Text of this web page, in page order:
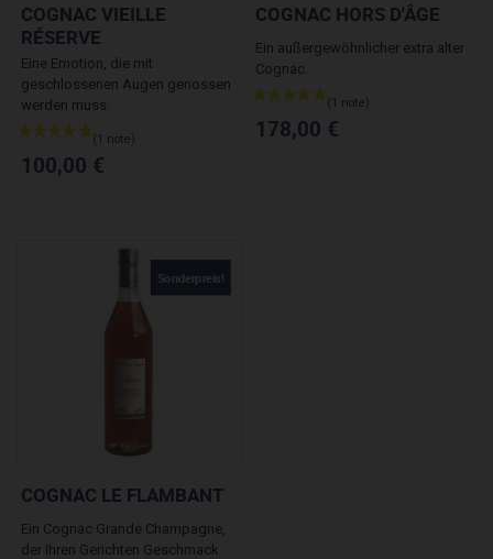
COGNAC VIEILLE
RÉSERVE
Eine Emotion, die mit
geschlossenen Augen genossen
werden muss.
100,00 €
COGNAC HORS D'ÂGE
Ein außergewöhnlicher extra alter
Cognac.
178,00 €
COGNAC LE FLAMBANT
Ein Cognac Grande Champagne,
der Ihren Gerichten Geschmack
Sonderpreis!